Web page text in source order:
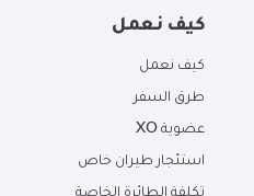
كيف نعمل
كيف نعمل
طرق السفر
عضوية XO
استئجار طيران خاص
تكلفة الطائرة الخاصة